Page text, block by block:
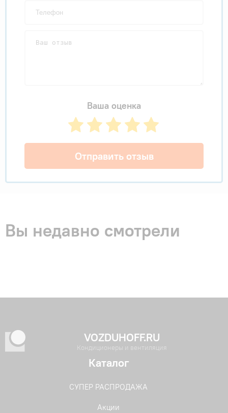
Ваша оценка
Отправить отзыв
Вы недавно смотрели
VOZDUHOFF.RU
Кондиционеры и вентиляция
Каталог
СУПЕР РАСПРОДАЖА
Акции